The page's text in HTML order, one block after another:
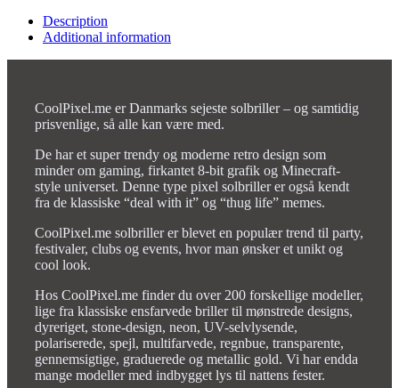
Description
Additional information
CoolPixel.me er Danmarks sejeste solbriller – og samtidig
prisvenlige, så alle kan være med.
De har et super trendy og moderne retro design som
minder om gaming, firkantet 8-bit grafik og Minecraft-
style universet. Denne type pixel solbriller er også kendt
fra de klassiske “deal with it” og “thug life” memes.
CoolPixel.me solbriller er blevet en populær trend til party,
festivaler, clubs og events, hvor man ønsker et unikt og
cool look.
Hos CoolPixel.me finder du over 200 forskellige modeller,
lige fra klassiske ensfarvede briller til mønstrede designs,
dyreriget, stone-design, neon, UV-selvlysende,
polariserede, spejl, multifarvede, regnbue, transparente,
gennemsigtige, graduerede og metallic gold. Vi har endda
mange modeller med indbygget lys til nattens fester.